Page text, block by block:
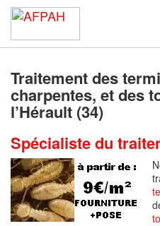
Traitement des
charpentes, et des
l’Hérault (34)
Spécialiste du